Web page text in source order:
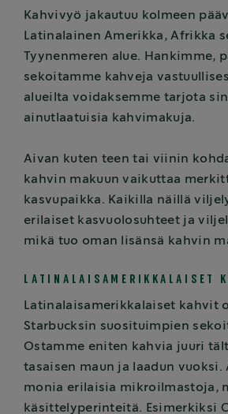
Kahvivyö jakautuu kolmeen
Latinalainen Amerikka, Afrikka
Tyynenmeren alue. Hankimme,
sekoitamme kahveja
alueilta voidaksemme tarjota
ainutlaatuisia kahvimakuja.
Aivan kuten teen tai viinin
kahvin makuun vaikuttaa
kasvupaikka. Kaikilla näillä
erilaiset kasvuolosuhteet ja
mikä tuo oman lisänsä kahvin
LATINALAISAMERIKKALAISET
Latinalaisamerikkalaiset kahvit
Starbucksin suosituimpien
Ostamme eniten kahvia juuri
tasaisen maun ja laadun vuoksi.
monia erilaisia mikroilmastoja,
käsittelyperinteitä. Esimerkiksi